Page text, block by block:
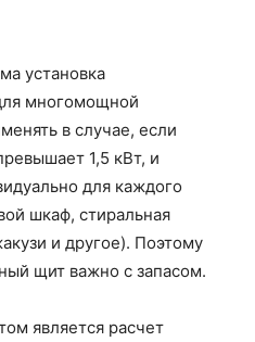
установка
многомощной
в случае, если
1,5 кВт, и
для каждого
шкаф, стиральная
и другое). Поэтому
щит важно с запасом.
является расчет